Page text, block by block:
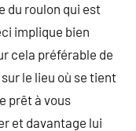
du roulon qui est
implique bien
cela préférable de
le lieu où se tient
prêt à vous
et davantage lui